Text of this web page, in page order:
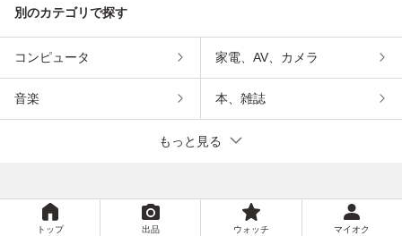
別のカテゴリで探す
コンピュータ 家電、AV、カメラ
音楽 本、雑誌
もっと見る
トップ 出品 ウォッチ マイオク